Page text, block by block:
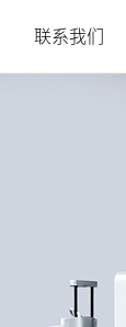
联系我们